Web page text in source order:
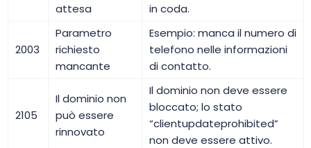
attesa
in coda.
2003
Parametro
richiesto
mancante
Esempio: manca il numero di
telefono nelle informazioni
di contatto.
2105
Il dominio non
può essere
rinnovato
Il dominio non deve essere
bloccato; lo stato
“clientupdateprohibited”
non deve essere attivo.